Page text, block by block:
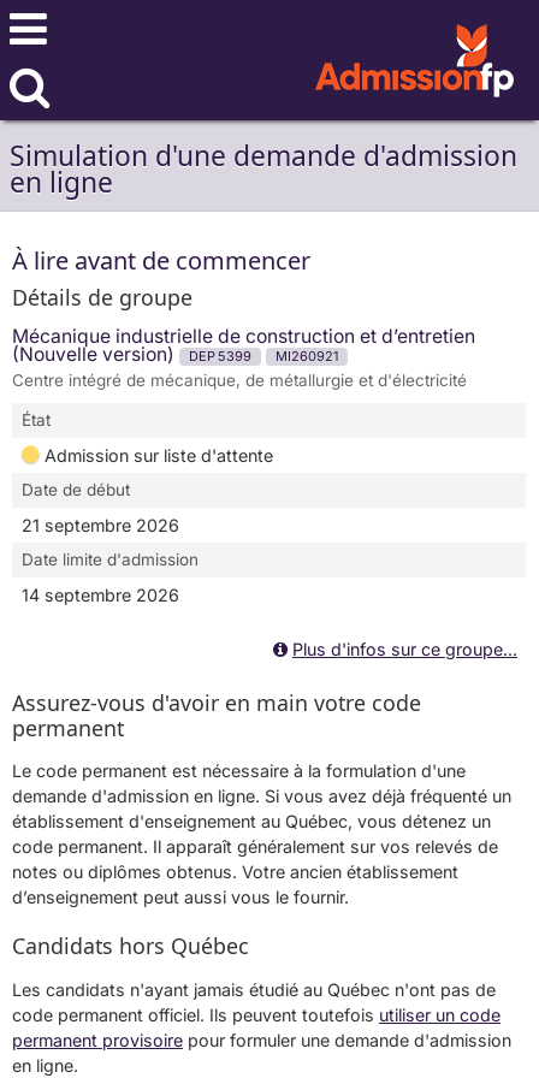
Simulation d'une demande d'admission
en ligne
À lire avant de commencer
Détails de groupe
Mécanique industrielle de construction et d’entretien
(Nouvelle version) DEP 5399 MI260921
Centre intégré de mécanique, de métallurgie et d'électricité
État
Admission sur liste d'attente
Date de début
21 septembre 2026
Date limite d'admission
14 septembre 2026
Plus d'infos sur ce groupe...
Assurez-vous d'avoir en main votre code
permanent
Le code permanent est nécessaire à la formulation d'une
demande d'admission en ligne. Si vous avez déjà fréquenté un
établissement d'enseignement au Québec, vous détenez un
code permanent. Il apparaît généralement sur vos relevés de
notes ou diplômes obtenus. Votre ancien établissement
d’enseignement peut aussi vous le fournir.
Candidats hors Québec
Les candidats n'ayant jamais étudié au Québec n'ont pas de
code permanent officiel. Ils peuvent toutefois utiliser un code
permanent provisoire pour formuler une demande d'admission
en ligne.